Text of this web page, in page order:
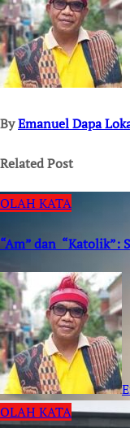
ByEmanuel Dapa
Related Post
OLAH KATA
“Am” dan “Katolik”:
OLAH KATA